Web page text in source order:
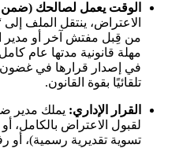
الوقت يعمل لصالحك (ضمن
الاعتراض، ينتقل الملف
من قِبل مفتش آخر أو مدير
مهلة قانونية مدتها عام
في إصدار قرارها في غضون
تلقائيًا بقوة القانون.
القرار الإداري: يملك مدير
لقبول الاعتراض بالكامل،
تسوية تقديرية رسمية)، أو